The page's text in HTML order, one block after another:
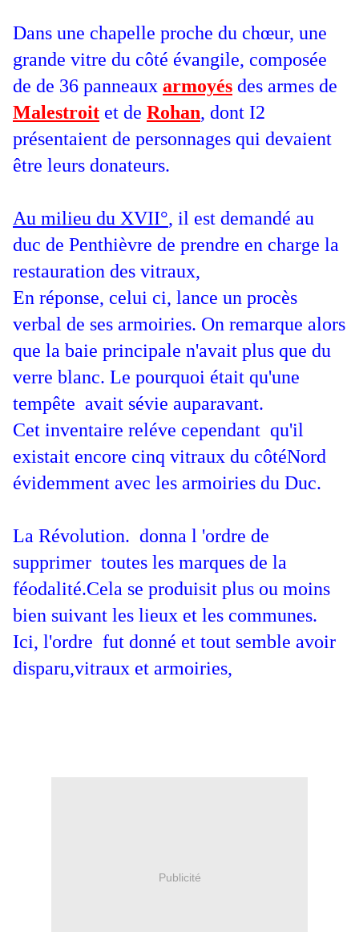
Dans une chapelle proche du chœur, une
grande vitre du côté évangile, composée
de de 36 panneaux armoyés des armes de
Malestroit et de Rohan, dont I2
présentaient de personnages qui devaient
être leurs donateurs.
Au milieu du XVII°, il est demandé au
duc de Penthièvre de prendre en charge la
restauration des vitraux,
En réponse, celui ci, lance un procès
verbal de ses armoiries. On remarque alors
que la baie principale n'avait plus que du
verre blanc. Le pourquoi était qu'une
tempête avait sévie auparavant.
Cet inventaire reléve cependant qu'il
existait encore cinq vitraux du côtéNord
évidemment avec les armoiries du Duc.
La Révolution. donna l 'ordre de
supprimer toutes les marques de la
féodalité.Cela se produisit plus ou moins
bien suivant les lieux et les communes.
Ici, l'ordre fut donné et tout semble avoir
disparu,vitraux et armoiries,
Publicité